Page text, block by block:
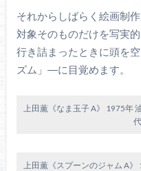
それからしばらく絵画制
対象そのものだけを写実
行き詰まったときに頭を
ズム」―に目覚めます。
上田薫《なま玉子 A》 1975年
上田薫《スプーンのジャム A